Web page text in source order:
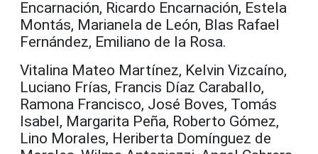
Encarnación, Ricardo Encarnación, Estela
Montás, Marianela de León, Blas Rafael
Fernández, Emiliano de la Rosa.
Vitalina Mateo Martínez, Kelvin Vizcaíno,
Luciano Frías, Francis Díaz Caraballo,
Ramona Francisco, José Boves, Tomás
Isabel, Margarita Peña, Roberto Gómez,
Lino Morales, Heriberta Domínguez de